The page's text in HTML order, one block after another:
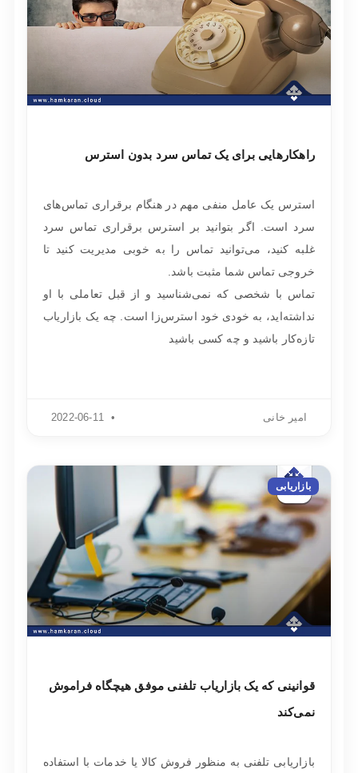
راهکارهایی برای یک تماس سرد بدون استرس
استرس یک عامل منفی مهم در هنگام برقراری تماس‌های
سرد است. اگر بتوانید بر استرس برقراری تماس سرد
غلبه کنید، می‌توانید تماس را به خوبی مدیریت کنید تا
خروجی تماس شما مثبت باشد.
تماس با شخصی که نمی‌شناسید و از قبل تعاملی با او
نداشته‌اید، به خودی خود استرس‌زا است. چه یک بازاریاب
تازه‌کار باشید و چه کسی باشید
امیر خانی
بازاریابی
قوانینی که یک بازاریاب تلفنی موفق هیچگاه فراموش
نمی‌کند
بازاریابی تلفنی به منظور فروش کالا یا خدمات با استفاده